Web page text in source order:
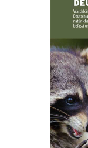
Nutzung über die
Laden Sie sich die
Ihrem App-Store/
erfolgreicher
Anmeldedaten an.
Details zur
wir verpflichtet,
Wirtschaftsakteur
EU-Vorschriften zu
Verantwortlicher